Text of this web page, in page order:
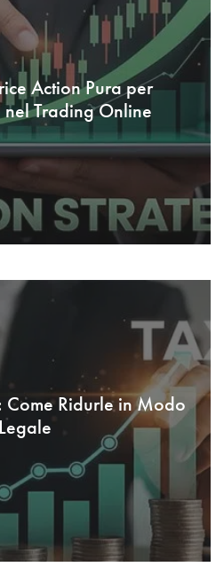
Action Pura per
Trading Online
Come Ridurle in Modo
Legale